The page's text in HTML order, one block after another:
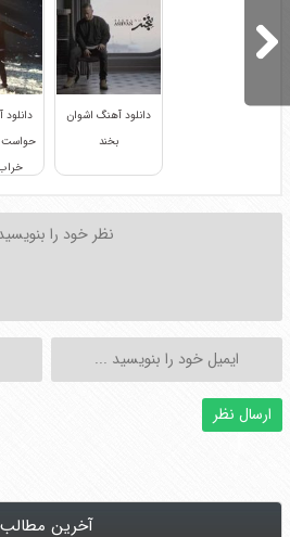
دانلود آهنگ اشوان
بخند
حواست
آخرین مطالب